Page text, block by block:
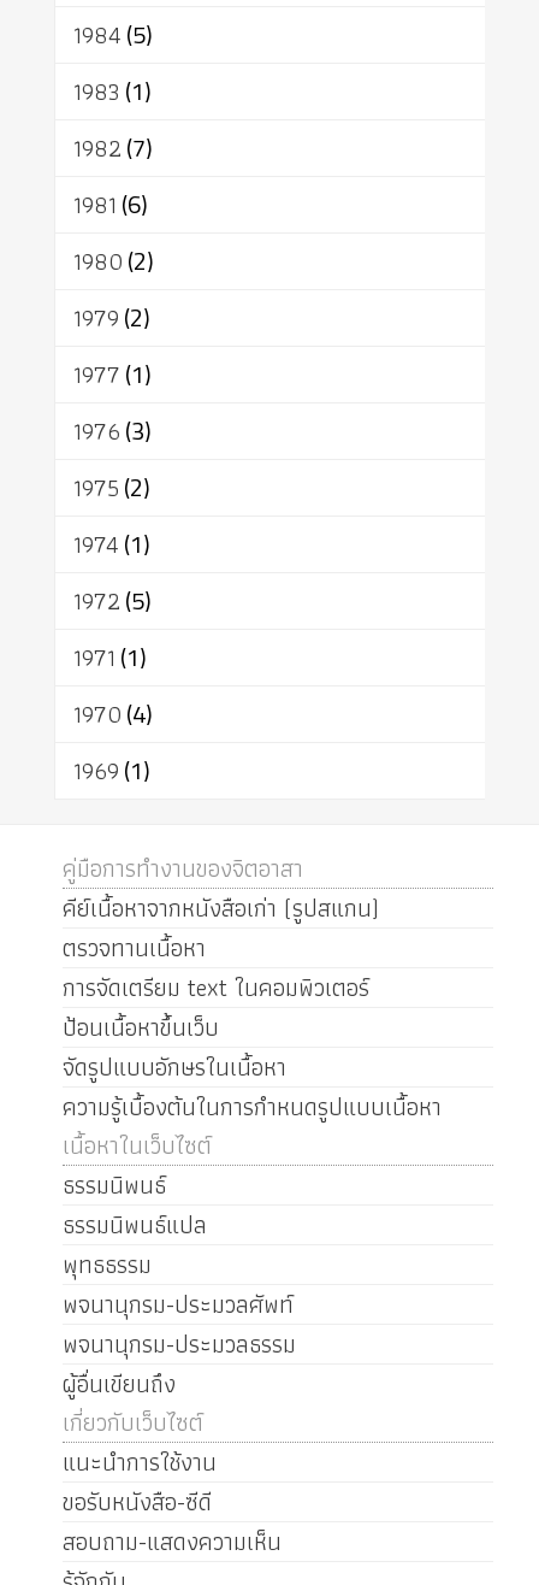
1984(5)
1983 (1)
1982(7)
1981 (6)
1980(2)
1979(2)
1977(1)
1976(3)
1975(2)
1974(1)
1972(5)
1971 (1)
1970(4)
1969(1)
คู่มือการทำงานของจิตอาสา
คีย์เนื้อหาจากหนังสือเก่า (รูปสแกน)
ตรวจทานเนื้อหา
การจัดเตรียม text ในคอมพิวเตอร์
ป้อนเนื้อหาขึ้นเว็บ
จัดรูปแบบอักษรในเนื้อหา
ความรู้เบื้องต้นในการกำหนดรูปแบบเนื้อหา
เนื้อหาในเว็บไซต์
ธรรมนิพนธ์
ธรรมนิพนธ์แปล
พุทธธรรม
พจนานุกรม-ประมวลศัพท์
พจนานุกรม-ประมวลธรรม
ผู้อื่นเขียนถึง
เกี่ยวกับเว็บไซต์
แนะนำการใช้งาน
ขอรับหนังสือ-ซีดี
สอบถาม-แสดงความเห็น